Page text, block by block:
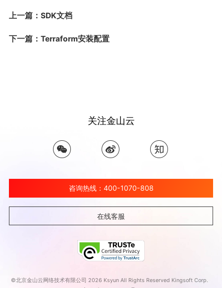
上一篇：SDK文档
下一篇：Terraform安装配置
关注金山云
咨询热线：400-1070-808
在线客服
©北京金山云网络技术有限公司 2026 Ksyun All Rights Reserved Kingsoft Corp.